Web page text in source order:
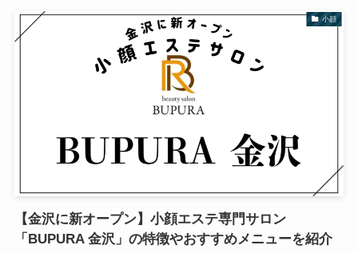
小顔
【金沢に新オープン】小顔エステ専門サロン
「BUPURA 金沢」の特徴やおすすめメニューを紹介